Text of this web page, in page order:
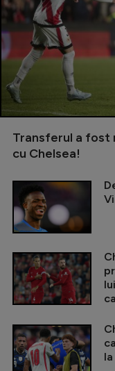
Transferul a fost
cu Chelsea!